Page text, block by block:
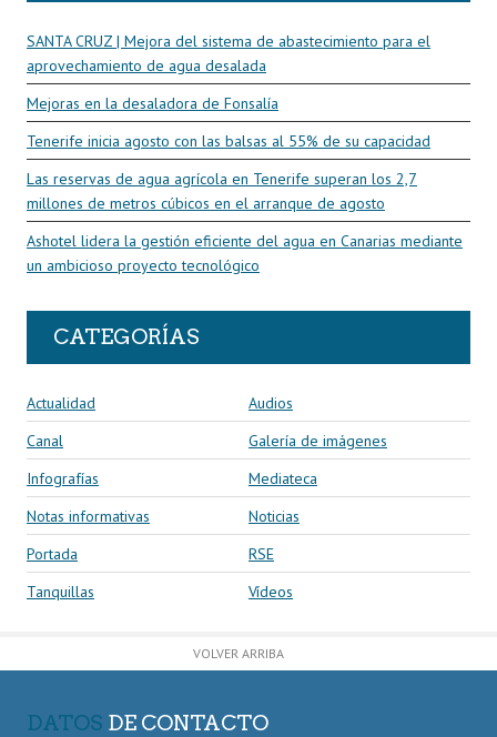
SANTA CRUZ | Mejora del sistema de abastecimiento para el
aprovechamiento de agua desalada
Mejoras en la desaladora de Fonsalía
Tenerife inicia agosto con las balsas al 55% de su capacidad
Las reservas de agua agrícola en Tenerife superan los 2,7
millones de metros cúbicos en el arranque de agosto
Ashotel lidera la gestión eficiente del agua en Canarias mediante
un ambicioso proyecto tecnológico
CATEGORÍAS
Actualidad
Audios
Canal
Galería de imágenes
Infografías
Mediateca
Notas informativas
Noticias
Portada
RSE
Tanquillas
Vídeos
VOLVER ARRIBA
DATOS DE CONTACTO